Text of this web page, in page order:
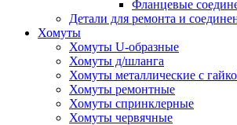
Фланцевые
Детали для ремонта и
Хомуты
Хомуты U-образные
Хомуты д/шланга
Хомуты металлические с
Хомуты ремонтные
Хомуты спринклерные
Хомуты червячные